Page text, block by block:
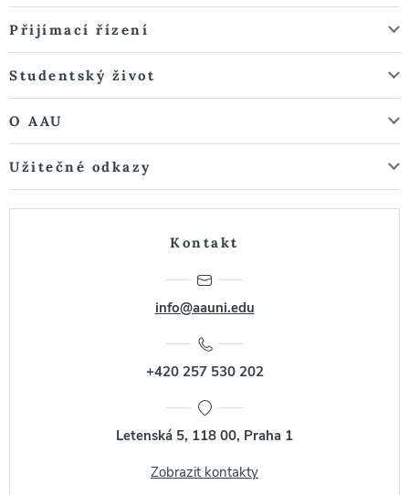
Přijímací řízení
Studentský život
O AAU
Užitečné odkazy
Kontakt
info@aauni.edu
+420 257 530 202
Letenská 5, 118 00, Praha 1
Zobrazit kontakty